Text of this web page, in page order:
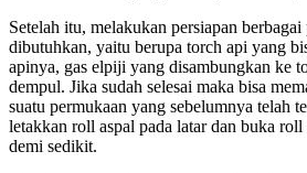
Setelah itu, melakukan persiapan
dibutuhkan, yaitu berupa torch api yang
apinya, gas elpiji yang disambungkan ke
dempul. Jika sudah selesai maka bisa
suatu permukaan yang sebelumnya telah
letakkan roll aspal pada latar dan buka roll
demi sedikit.